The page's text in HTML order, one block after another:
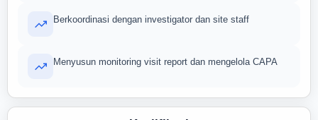
Berkoordinasi dengan investigator dan site staff
Menyusun monitoring visit report dan mengelola CAPA